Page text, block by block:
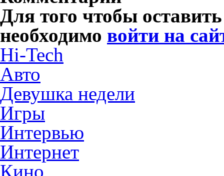
Для того чтобы
необходимо войти на
Hi-Tech
Авто
Девушка недели
Игры
Интервью
Интернет
Кино